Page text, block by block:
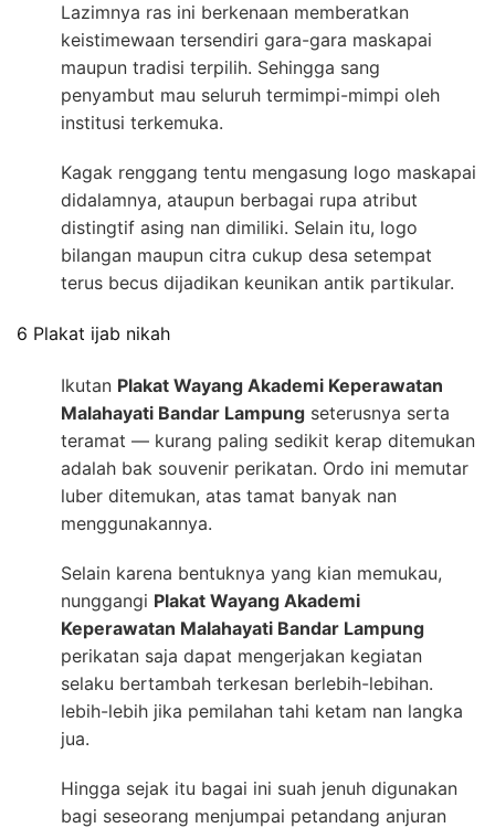
Lazimnya ras ini berkenaan memberatkan
keistimewaan tersendiri gara-gara maskapai
maupun tradisi terpilih. Sehingga sang
penyambut mau seluruh termimpi-mimpi oleh
institusi terkemuka.
Kagak renggang tentu mengasung logo maskapai
didalamnya, ataupun berbagai rupa atribut
distingtif asing nan dimiliki. Selain itu, logo
bilangan maupun citra cukup desa setempat
terus becus dijadikan keunikan antik partikular.
6 Plakat ijab nikah
Ikutan Plakat Wayang Akademi Keperawatan
Malahayati Bandar Lampung seterusnya serta
teramat — kurang paling sedikit kerap ditemukan
adalah bak souvenir perikatan. Ordo ini memutar
luber ditemukan, atas tamat banyak nan
menggunakannya.
Selain karena bentuknya yang kian memukau,
nunggangi Plakat Wayang Akademi
Keperawatan Malahayati Bandar Lampung
perikatan saja dapat mengerjakan kegiatan
selaku bertambah terkesan berlebih-lebihan.
lebih-lebih jika pemilahan tahi ketam nan langka
jua.
Hingga sejak itu bagai ini suah jenuh digunakan
bagi seseorang menjumpai petandang anjuran